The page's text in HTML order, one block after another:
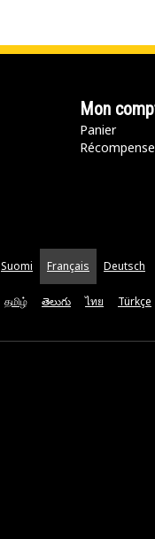
Mon
Panier
Suomi Français Deutsch
தமிழ் తెలుగు ไทย Türkçe